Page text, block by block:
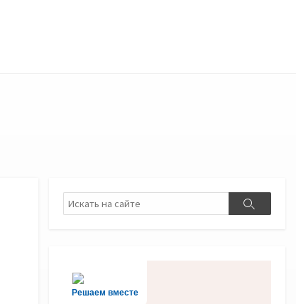
Поиск
Поиск
Решаем вместе